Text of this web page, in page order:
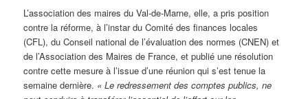
L’association des maires du Val-de-Marne, elle, a pris position
contre la réforme, à l’instar du Comité des finances locales
(CFL), du Conseil national de l’évaluation des normes (CNEN) et
de l’Association des Maires de France, et publié une résolution
contre cette mesure à l’issue d’une réunion qui s’est tenue la
semaine dernière. « Le redressement des comptes publics, ne